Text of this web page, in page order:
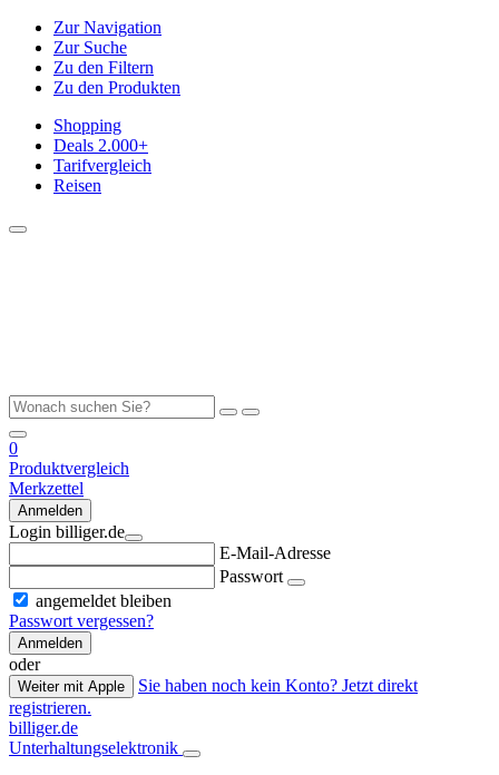
Zur Navigation
Zur Suche
Zu den Filtern
Zu den Produkten
Shopping
Deals 2.000+
Tarifvergleich
Reisen
0
Produktvergleich
Merkzettel
Anmelden
Login billiger.de
E-Mail-Adresse
Passwort
angemeldet bleiben
Passwort vergessen?
Anmelden
oder
Weiter mit Apple
Sie haben noch kein Konto? Jetzt direkt
registrieren.
billiger.de
Unterhaltungselektronik